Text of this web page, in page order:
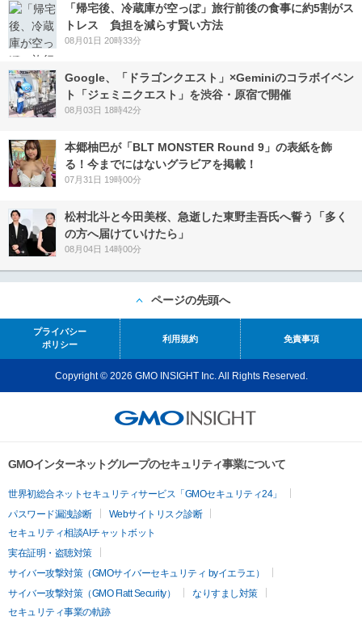
「帰宅後、冷蔵庫が空っぽ」旅行前後の食事に約5割がス
トレス 負担を減らす賢い方法
08月01日 20時33分
Google、「ドラゴンクエスト」×Geminiのコラボイベン
ト「ジェミニクエスト」を渋谷・原宿で開催
08月03日 18時42分
本郷柚巴が「BLT MONSTER Round 9」の表紙を飾
る！今までにはないグラビアを掲載！
07月31日 19時00分
松村北斗と今田美桜、急逝した東野圭吾氏へ誓う「多く
の方へ届けていけたら」
08月04日 14時00分
ページの先頭へ
プライバシー
ポリシー
利用規約 免責事項
Copyright © 2026 GMO INSIGHT Inc. All Rights Reserved.
GMOインターネットグループのセキュリティ事業について
世界初総合ネットセキュリティサービス「GMOセキュリティ24」
パスワード漏洩診断
Webサイトリスク診断
セキュリティ相談AIチャットボット
実在証明・盗聴対策
サイバー攻撃対策（GMOサイバーセキュリティ byイエラエ）
サイバー攻撃対策（GMO Flatt Security）
なりすまし対策
セキュリティ事業の軌跡